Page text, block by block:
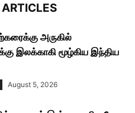
அருகில்
இலக்காகி மூழ்கிய இந்திய
August 5, 2026